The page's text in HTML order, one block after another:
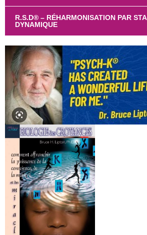
R.S.D® – RÉHARMONISATION PAR
DYNAMIQUE